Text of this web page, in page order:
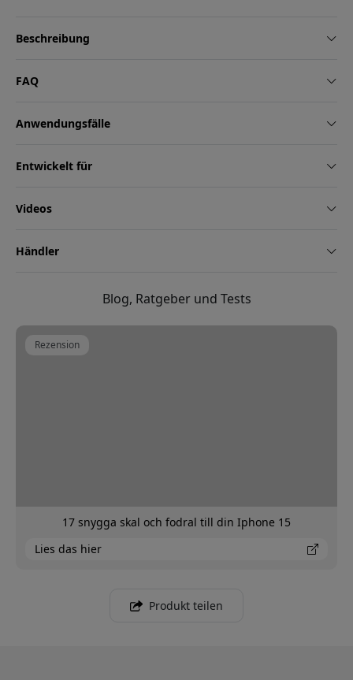
Beschreibung
FAQ
Anwendungsfälle
Entwickelt für
Videos
Händler
Blog, Ratgeber und Tests
Rezension
17 snygga skal och fodral till din Iphone 15
Lies das hier
Produkt teilen